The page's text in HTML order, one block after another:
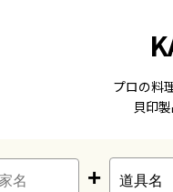
プロの料
貝印
+